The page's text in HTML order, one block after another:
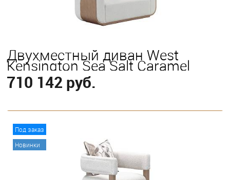
Двухместный диван West
Kensington Sea Salt Caramel
710 142 руб.
Под заказ
Новинки